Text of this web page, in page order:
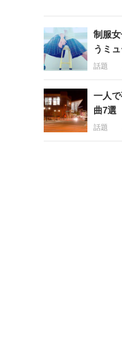
制服
うミ
話題
一人
曲7選
話題